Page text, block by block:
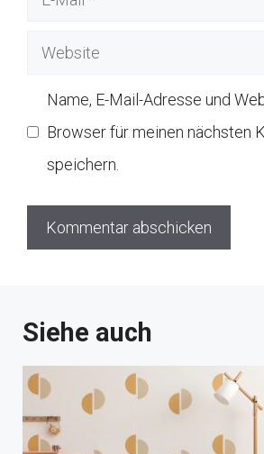
Website
Name, E-Mail-Adresse und
Browser für meinen nächsten
speichern.
Siehe auch